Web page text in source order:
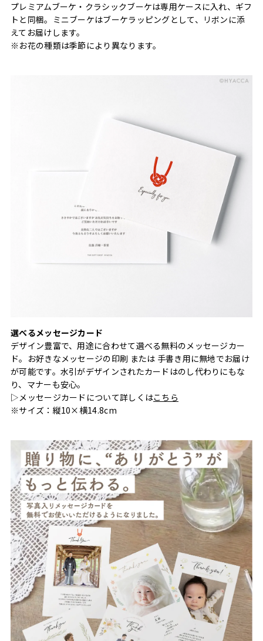
プレミアムブーケ・クラシックブーケは専用ケースに入れ、ギフ
トと同梱。ミニブーケはブーケラッピングとして、リボンに添
えてお届けします。
※お花の種類は季節により異なります。
選べるメッセージカード
デザイン豊富で、用途に合わせて選べる無料のメッセージカー
ド。お好きなメッセージの印刷 または 手書き用に無地でお届け
が可能です。水引がデザインされたカードはのし代わりにもな
り、マナーも安心。
▷メッセージカードについて詳しくはこちら
※サイズ：縦10×横14.8cm